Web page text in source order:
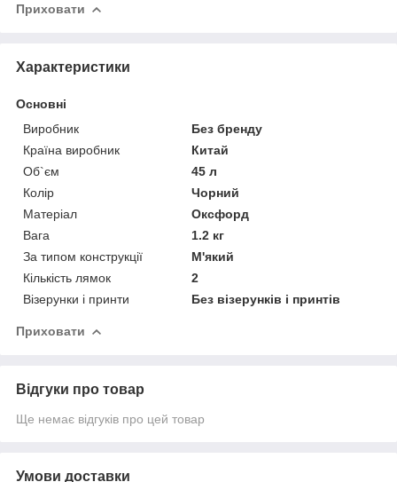
Приховати
Характеристики
Основні
Виробник
Без бренду
Країна виробник
Китай
Об`єм
45 л
Колір
Чорний
Матеріал
Оксфорд
Вага
1.2 кг
За типом конструкції
М'який
Кількість лямок
2
Візерунки і принти
Без візерунків і принтів
Приховати
Відгуки про товар
Ще немає відгуків про цей товар
Умови доставки